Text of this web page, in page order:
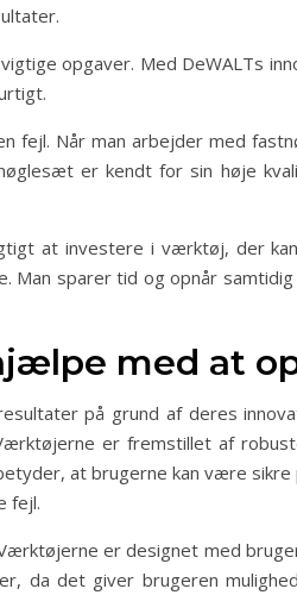
opgaver. Med DeWALTs
fejl. Når man arbejder med
er kendt for sin høje
at investere i værktøj, der
sparer tid og opnår
med at
på grund af deres
er fremstillet af
at brugerne kan være
fejl.
er designet med
da det giver brugeren